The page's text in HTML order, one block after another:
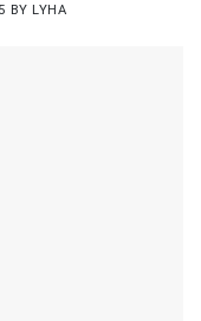
BY LYHA